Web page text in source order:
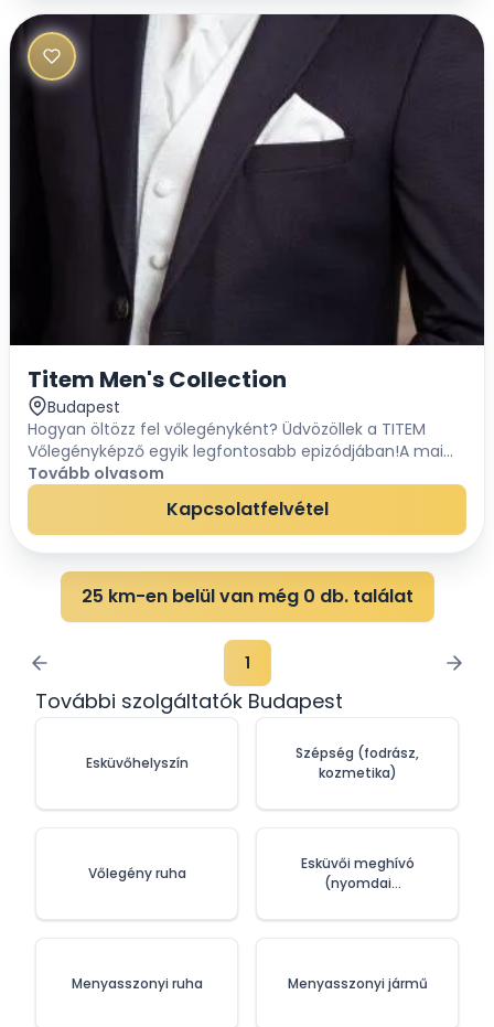
Titem Men's Collection
Budapest
Hogyan öltözz fel vőlegényként? Üdvözöllek a TITEM
Vőlegényképző egyik legfontosabb epizódjában!A mai
témánk a Vőlegények teljes esküvői megjelenése a
fejtetőtől a talpig.Ha esküvőd napján a l...
Tovább olvasom
Kapcsolatfelvétel
25 km-en belül van még 0 db. találat
1
További szolgáltatók Budapest
Esküvőhelyszín
Vőlegény ruha
Menyasszonyi ruha
Szépség (fodrász,
kozmetika)
Esküvői meghívó
(nyomdai
Menyasszonyi jármű